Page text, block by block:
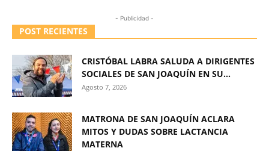
- Publicidad -
POST RECIENTES
CRISTÓBAL LABRA SALUDA A DIRIGENTES
SOCIALES DE SAN JOAQUÍN EN SU...
Agosto 7, 2026
MATRONA DE SAN JOAQUÍN ACLARA
MITOS Y DUDAS SOBRE LACTANCIA
MATERNA